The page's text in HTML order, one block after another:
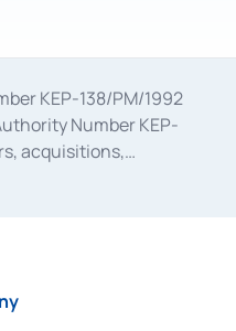
KEP-138/PM/1992
Number KEP-
acquisitions,
as a provider of